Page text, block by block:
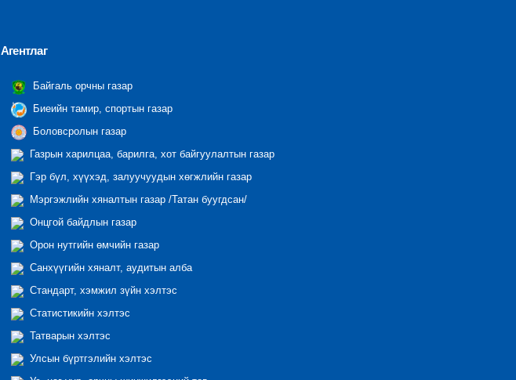
Агентлаг
Байгаль орчны газар
Биеийн тамир, спортын газар
Боловсролын газар
Газрын харилцаа, барилга, хот байгуулалтын газар
Гэр бүл, хүүхэд, залуучуудын хөгжлийн газар
Мэргэжлийн хяналтын газар /Татан буугдсан/
Онцгой байдлын газар
Орон нутгийн өмчийн газар
Санхүүгийн хяналт, аудитын алба
Стандарт, хэмжил зүйн хэлтэс
Статистикийн хэлтэс
Татварын хэлтэс
Улсын бүртгэлийн хэлтэс